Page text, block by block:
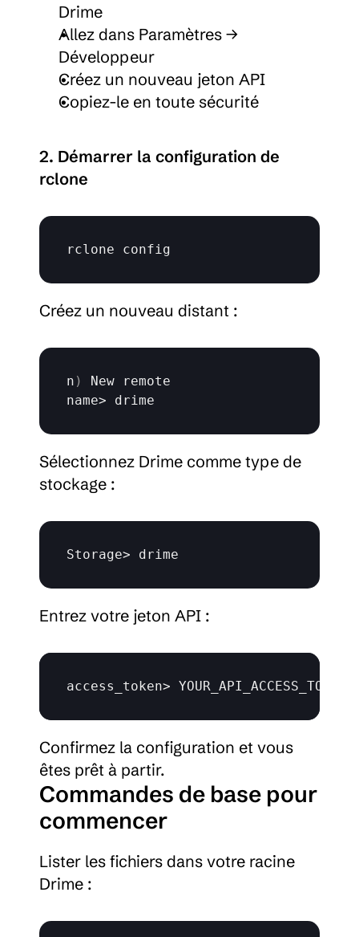
Drime
Allez dans Paramètres →
Développeur
Créez un nouveau jeton API
Copiez-le en toute sécurité
2. Démarrer la configuration de
rclone
rclone config
Créez un nouveau distant :
n ) New
remote
name> drime
Sélectionnez Drime comme type de
stockage :
Storage> drime
Entrez votre jeton API :
access_token> YOUR_API_ACCESS_TOKEN
Confirmez la configuration et vous
êtes prêt à partir.
Commandes de base pour
commencer
Lister les fichiers dans votre racine
Drime :